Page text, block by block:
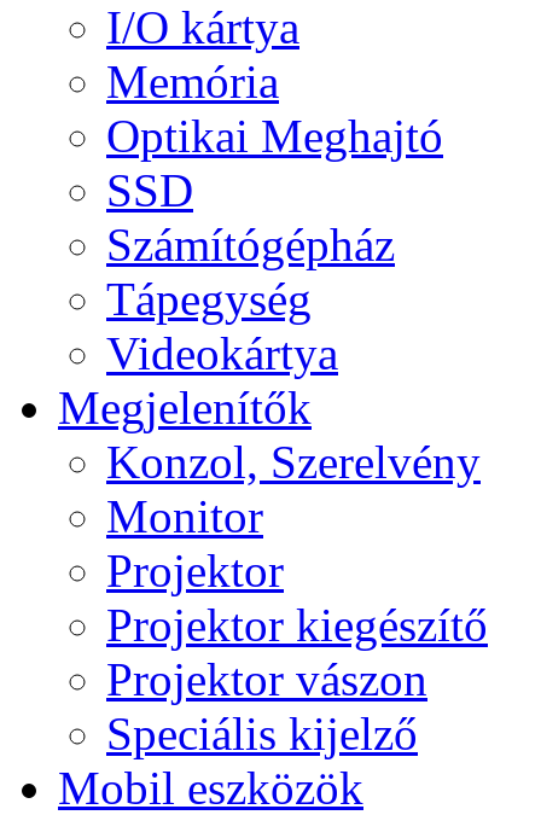
I/O kártya
Memória
Optikai Meghajtó
SSD
Számítógépház
Tápegység
Videokártya
Megjelenítők
Konzol, Szerelvény
Monitor
Projektor
Projektor kiegészítő
Projektor vászon
Speciális kijelző
Mobil eszközök